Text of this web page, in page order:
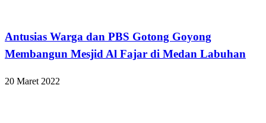
Antusias Warga dan PBS Gotong Goyong
Membangun Mesjid Al Fajar di Medan Labuhan
20 Maret 2022